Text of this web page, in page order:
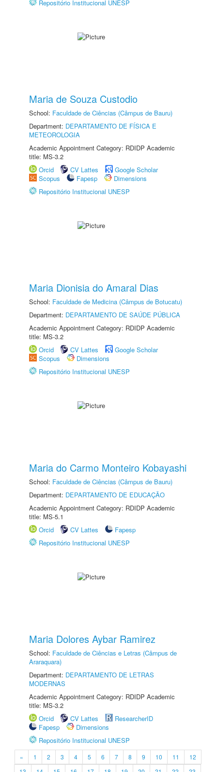
Repositório Institucional UNESP
Maria de Souza Custodio
School: Faculdade de Ciências (Câmpus de Bauru)
Department: DEPARTAMENTO DE FÍSICA E
METEOROLOGIA
Academic Appointment Category: RDIDP Academic
title: MS-3.2
Orcid
CV Lattes
Google Scholar
Scopus
Fapesp
Dimensions
Repositório Institucional UNESP
Maria Dionisia do Amaral Dias
School: Faculdade de Medicina (Câmpus de Botucatu)
Department: DEPARTAMENTO DE SAÚDE PÚBLICA
Academic Appointment Category: RDIDP Academic
title: MS-3.2
Orcid
CV Lattes
Google Scholar
Scopus
Dimensions
Repositório Institucional UNESP
Maria do Carmo Monteiro Kobayashi
School: Faculdade de Ciências (Câmpus de Bauru)
Department: DEPARTAMENTO DE EDUCAÇÃO
Academic Appointment Category: RDIDP Academic
title: MS-5.1
Orcid
CV Lattes
Fapesp
Repositório Institucional UNESP
Maria Dolores Aybar Ramirez
School: Faculdade de Ciências e Letras (Câmpus de
Araraquara)
Department: DEPARTAMENTO DE LETRAS
MODERNAS
Academic Appointment Category: RDIDP Academic
title: MS-3.2
Orcid
CV Lattes
ResearcherID
Fapesp
Dimensions
Repositório Institucional UNESP
« 1 2 3 4 5 6 7 8 9 10 11
12